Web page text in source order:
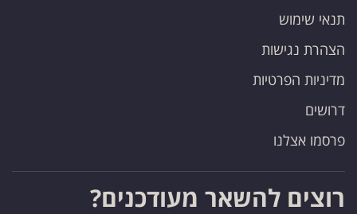
תנאי שימוש
הצהרת נגישות
מדיניות הפרטיות
דרושים
פרסמו אצלנו
רוצים להשאר מעודכנים?